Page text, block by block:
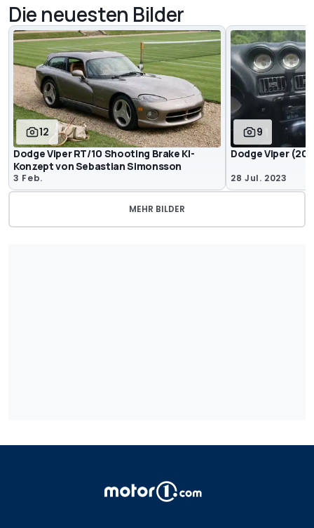
Die neuesten Bilder
12
Dodge Viper RT/10 Shooting Brake KI-
Konzept von Sebastian Simonsson
3 Feb.
9
Dodge Viper
28 Jul. 2023
MEHR BILDER